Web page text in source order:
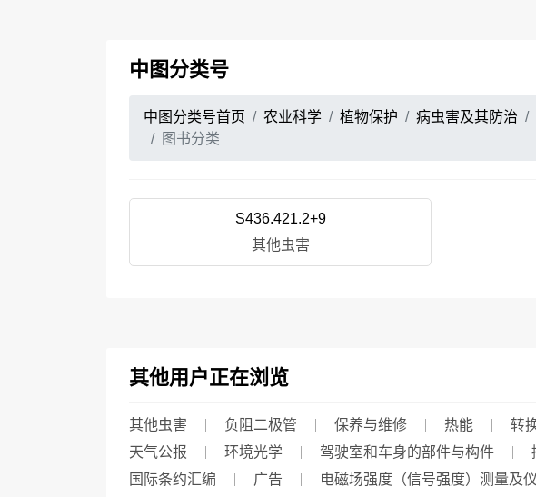
中图分类号
中图分类号首页 农业科学 植物保护 病虫害及其防治
图书分类
S436.421.2+9
其他虫害
其他用户正在浏览
其他虫害 负阻二极管 保养与维修 热能 转
天气公报
环境光学 驾驶室和车身的部件与构件
国际条约汇编
广告 电磁场强度（信号强度）测量及